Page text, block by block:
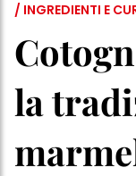
/ INGREDIENTI E
la